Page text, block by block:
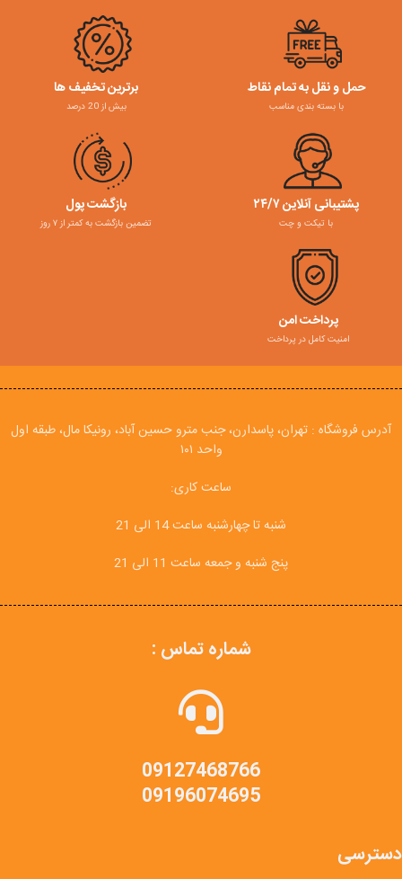
حمل و نقل به تمام نقاط
با بسته بندی مناسب
برترین تخفیف ها
بیش از 20 درصد
پشتیبانی آنلاین ۲۴/۷
با تیکت و چت
بازگشت پول
تضمین بازگشت به کمتر از ۷ روز
پرداخت امن
امنیت کامل در پرداخت
آدرس فروشگاه : تهران، پاسدارن، جنب مترو حسین آباد، رونیکا مال، طبقه اول
واحد ۱۰۱
ساعت کاری:
شنبه تا چهارشنبه ساعت 14 الی 21
پنج شنبه و جمعه ساعت 11 الی 21
شماره تماس :
09127468766
09196074695
دسترسی